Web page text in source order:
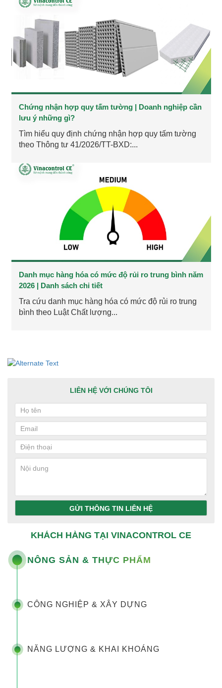
Chứng nhận hợp quy tấm tường | Doanh nghiệp cần
lưu ý những gì?
Tìm hiểu quy định chứng nhận hợp quy tấm tường
theo Thông tư 41/2026/TT-BXD:...
Danh mục hàng hóa có mức độ rủi ro trung bình năm
2026 | Danh sách chi tiết
Tra cứu danh mục hàng hóa có mức độ rủi ro trung
bình theo Luật Chất lượng...
LIÊN HỆ VỚI CHÚNG TÔI
GỬI THÔNG TIN LIÊN HỆ
KHÁCH HÀNG TẠI VINACONTROL CE
NÔNG SẢN & THỰC PHẨM
CÔNG NGHIỆP & XÂY DỰNG
NĂNG LƯỢNG & KHAI KHOÁNG